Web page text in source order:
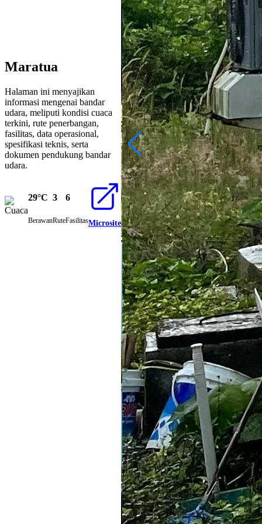
Maratua
Halaman ini menyajikan
informasi mengenai bandar
udara, meliputi kondisi cuaca
terkini, rute penerbangan,
fasilitas, data operasional,
spesifikasi teknis, serta
dokumen pendukung bandar
udara.
29°C
Berawan
3
Rute
6
FasilitasMicrosite